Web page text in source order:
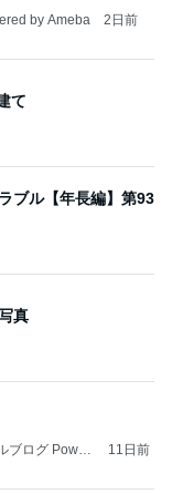
by Ameba 2日前
て
ブル【年長編】第93
真
ブログ Power
11日前